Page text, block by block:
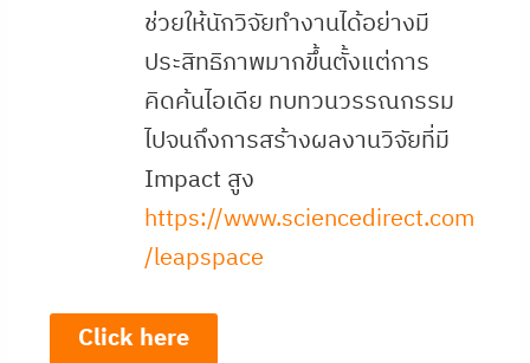
ช่วยให้นักวิจัยทำงานได้อย่างมี
ประสิทธิภาพมากขึ้นตั้งแต่การ
คิดค้นไอเดีย ทบทวนวรรณกรรม
ไปจนถึงการสร้างผลงานวิจัยที่มี
Impact สูง
https://www.sciencedirect.com
/leapspace
Click here